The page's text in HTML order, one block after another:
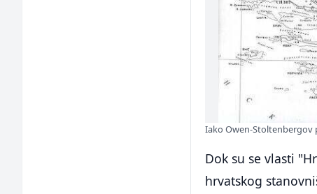
Iako Owen-Stoltenbergov
Dok su se vlasti
hrvatskog